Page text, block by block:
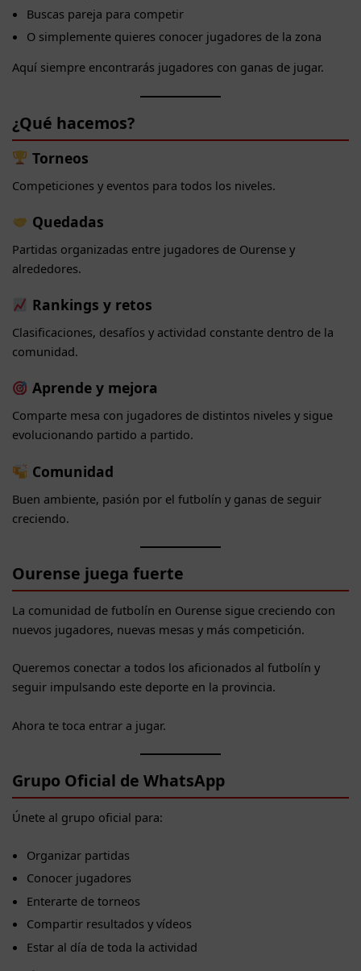
Buscas pareja para competir
O simplemente quieres conocer jugadores de la zona
Aquí siempre encontrarás jugadores con ganas de jugar.
¿Qué hacemos?
Torneos
Competiciones y eventos para todos los niveles.
Quedadas
Partidas organizadas entre jugadores de Ourense y
alrededores.
Rankings y retos
Clasificaciones, desafíos y actividad constante dentro de la
comunidad.
Aprende y mejora
Comparte mesa con jugadores de distintos niveles y sigue
evolucionando partido a partido.
Comunidad
Buen ambiente, pasión por el futbolín y ganas de seguir
creciendo.
Ourense juega fuerte
La comunidad de futbolín en Ourense sigue creciendo con
nuevos jugadores, nuevas mesas y más competición.
Queremos conectar a todos los aficionados al futbolín y
seguir impulsando este deporte en la provincia.
Ahora te toca entrar a jugar.
Grupo Oficial de WhatsApp
Únete al grupo oficial para:
Organizar partidas
Conocer jugadores
Enterarte de torneos
Compartir resultados y vídeos
Estar al día de toda la actividad